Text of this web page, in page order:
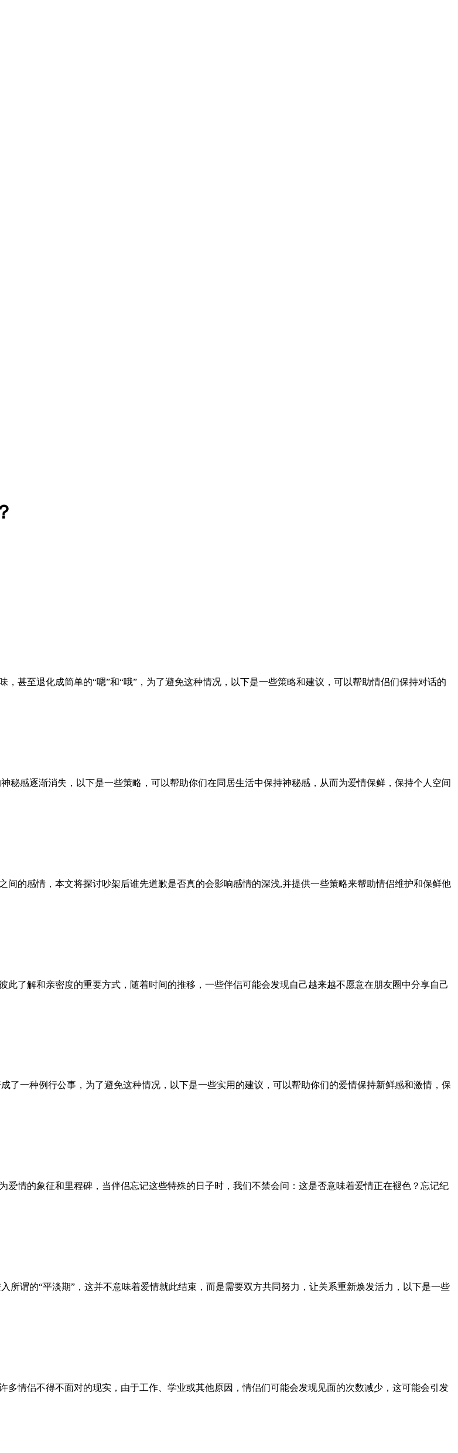
甚至退化成简单的“嗯”和“哦”，为了避免这种情况，以下是一些策略和建议，可以帮助情侣们保持对话的
秘感逐渐消失，以下是一些策略，可以帮助你们在同居生活中保持神秘感，从而为爱情保鲜，保持个人空间
的感情，本文将探讨吵架后谁先道歉是否真的会影响感情的深浅,并提供一些策略来帮助情侣维护和保鲜他
了解和亲密度的重要方式，随着时间的推移，一些伴侣可能会发现自己越来越不愿意在朋友圈中分享自己
了一种例行公事，为了避免这种情况，以下是一些实用的建议，可以帮助你们的爱情保持新鲜感和激情，保
情的象征和里程碑，当伴侣忘记这些特殊的日子时，我们不禁会问：这是否意味着爱情正在褪色？忘记纪
所谓的“平淡期”，这并不意味着爱情就此结束，而是需要双方共同努力，让关系重新焕发活力，以下是一些
情侣不得不面对的现实，由于工作、学业或其他原因，情侣们可能会发现见面的次数减少，这可能会引发